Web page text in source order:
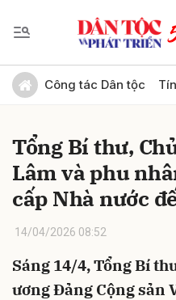
Công tác Dân tộc
Tổng Bí thư,
Lâm và phu
cấp Nhà nước
14/04/2026 08:52
Sáng 14/4, Tổng Bí
ương Đảng Cộng sản
Gửi bình luận